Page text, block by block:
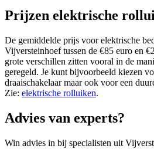
Prijzen elektrische
De gemiddelde prijs voor elektrische
Vijversteinhoef tussen de €85 euro en
grote verschillen zitten vooral in de
geregeld. Je kunt bijvoorbeeld kiezen
draaischakelaar maar ook voor een
Zie: elektrische rolluiken.
Advies van experts?
Win advies in bij specialisten uit